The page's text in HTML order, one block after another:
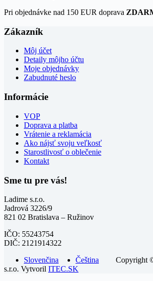
Pri objednávke nad 150 EUR doprava
Zákazník
Môj účet
Detaily môjho účtu
Moje objednávky
Zabudnuté heslo
Informácie
VOP
Doprava a platba
Vrátenie a reklamácia
Ako nájsť svoju veľkosť
Starostlivosť o oblečenie
Kontakt
Sme tu pre vás!
Ladime s.r.o.
Jadrová 3226/9
821 02 Bratislava – Ružinov
IČO: 55243754
DIČ: 2121914322
Slovenčina
Čeština
Copyright
s.r.o. Vytvoril ITEC.SK